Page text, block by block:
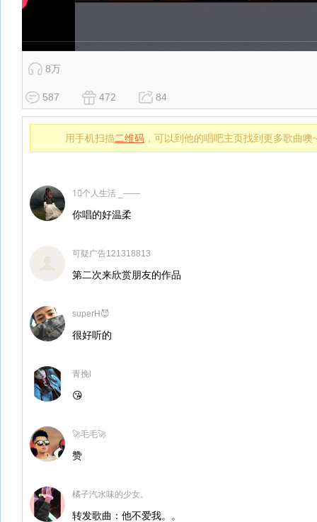
8万
587 472 84
用手机扫描二维码 ，可以到他的唱吧主页找到更多歌曲噢
1⃣️个人生活 _——
你唱的好温柔
可疑广告121318813
第二次来欣赏朋友的作品
superH😈
很好听的
青挽l
😘
🚀毛毛🚀
赞
橘子汽水味的少女。
转发歌曲：他不爱我。。